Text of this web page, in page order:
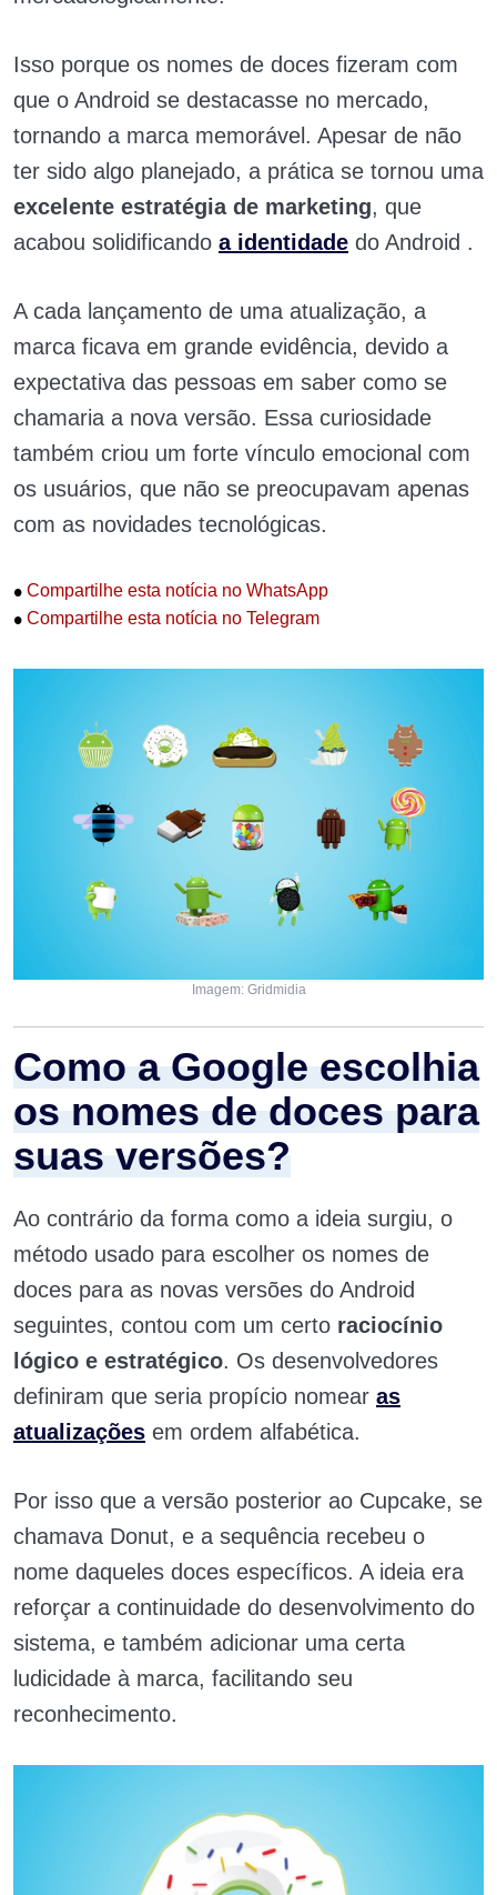
Isso porque os nomes de doces fizeram com
que o Android se destacasse no mercado,
tornando a marca memorável. Apesar de não
ter sido algo planejado, a prática se tornou uma
excelente estratégia de marketing, que
acabou solidificando a identidade do Android .
A cada lançamento de uma atualização, a
marca ficava em grande evidência, devido a
expectativa das pessoas em saber como se
chamaria a nova versão. Essa curiosidade
também criou um forte vínculo emocional com
os usuários, que não se preocupavam apenas
com as novidades tecnológicas.
• Compartilhe esta notícia no WhatsApp
• Compartilhe esta notícia no Telegram
Imagem: Gridmidia
Como a Google escolhia
os nomes de doces para
suas versões?
Ao contrário da forma como a ideia surgiu, o
método usado para escolher os nomes de
doces para as novas versões do Android
seguintes, contou com um certo raciocínio
lógico e estratégico. Os desenvolvedores
definiram que seria propício nomear as
atualizações em ordem alfabética.
Por isso que a versão posterior ao Cupcake, se
chamava Donut, e a sequência recebeu o
nome daqueles doces específicos. A ideia era
reforçar a continuidade do desenvolvimento do
sistema, e também adicionar uma certa
ludicidade à marca, facilitando seu
reconhecimento.